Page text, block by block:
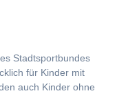
Stadtsportbundes
für Kinder mit
auch Kinder ohne